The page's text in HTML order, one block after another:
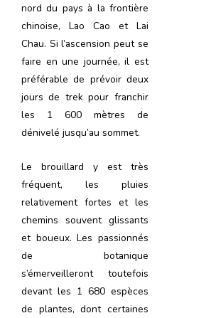
nord du pays à la frontière
chinoise, Lao Cao et Lai
Chau. Si l’ascension peut se
faire en une journée, il est
préférable de prévoir deux
jours de trek pour franchir
les 1 600 mètres de
dénivelé jusqu’au sommet.
Le brouillard y est très
fréquent, les pluies
relativement fortes et les
chemins souvent glissants
et boueux. Les passionnés
de botanique
s’émerveilleront toutefois
devant les 1 680 espèces
de plantes, dont certaines